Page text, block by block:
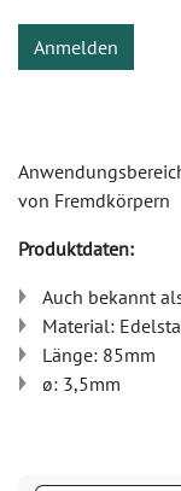
Anmelden
von Fremdkörpern
Produktdaten:
Auch bekannt
Material:
Länge: 85mm
ø: 3,5mm